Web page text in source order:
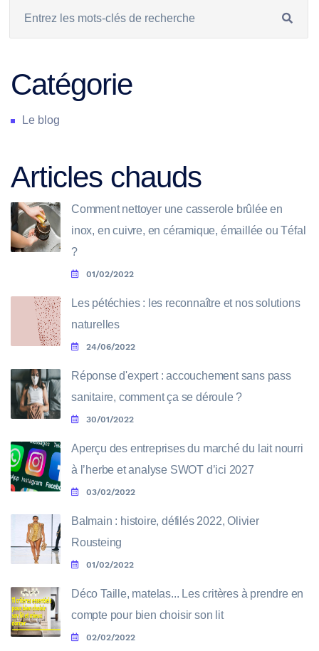
Catégorie
Le blog
Articles chauds
Comment nettoyer une casserole brûlée en
inox, en cuivre, en céramique, émaillée ou Téfal
?
01/02/2022
Les pétéchies : les reconnaître et nos solutions
naturelles
24/06/2022
Réponse d'expert : accouchement sans pass
sanitaire, comment ça se déroule ?
30/01/2022
Aperçu des entreprises du marché du lait nourri
à l’herbe et analyse SWOT d’ici 2027
03/02/2022
Balmain : histoire, défilés 2022, Olivier
Rousteing
01/02/2022
Déco Taille, matelas... Les critères à prendre en
compte pour bien choisir son lit
02/02/2022